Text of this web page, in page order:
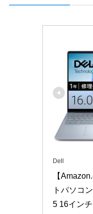
Dell
【
トパソコ
5 16イン